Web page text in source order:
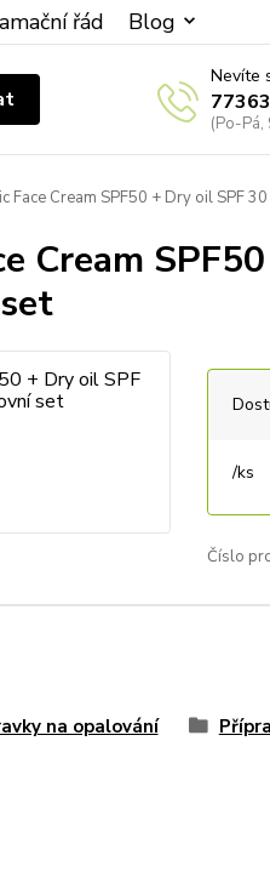
řád Blog
Nevíte
(Po-Pá,
Face Cream SPF50 + Dry oil SPF
Cream
/ks
Číslo
na opalování